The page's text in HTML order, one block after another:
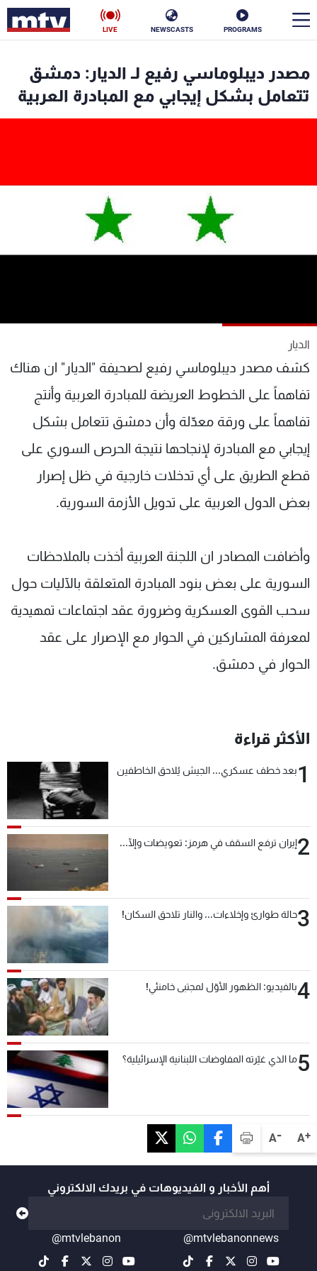
PROGRAMS
NEWSCASTS
LIVE
A+
A-
مصدر ديبلوماسي رفيع لـ الديار: دمشق
تتعامل بشكل إيجابي مع المبادرة العربية
الديار
كشف مصدر ديبلوماسي رفيع لصحيفة "الديار" ان هناك
تفاهماً على الخطوط العريضة للمبادرة العربية وأنتج
تفاهماً على ورقة معدّلة وأن دمشق تتعامل بشكل
إيجابي مع المبادرة لإنجاحها نتيجة الحرص السوري على
قطع الطريق على أي تدخلات خارجية في ظل إصرار
بعض الدول العربية على تدويل الأزمة السورية.
وأضافت المصادر ان اللجنة العربية أخذت بالملاحظات
السورية على بعض بنود المبادرة المتعلقة بالآليات حول
سحب القوى العسكرية وضرورة عقد اجتماعات تمهيدية
لمعرفة المشاركين في الحوار مع الإصرار على عقد
الحوار في دمشق.
الأكثر قراءة
1بعد خطف عسكري... الجيش يُلاحق الخاطفين
2إيران ترفع السقف في هرمز: تعويضات وإلّا...
3حالة طوارئ وإخلاءات... والنار تلاحق السكان!
4بالفيديو: الظهور الأوّل لمجتبى خامنئي!
5ما الذي غيّرته المفاوضات اللبنانية الإسرائيلية؟
أهم الأخبار و الفيديوهات في بريدك الالكتروني
@mtvlebanonnews
@mtvlebanon
الأخبار
الترددات
عن MTV
لاعلاناتكم
وظائف
تواصل معنا
شروط الإسـتخدام
سياسة الخصوصية